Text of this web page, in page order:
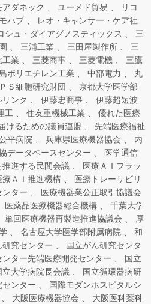
ダネック ユーメド貿易
リコ
ハブ
レオ・キャンサー・ケア社
シュ・ダイアグノスティックス
三
三浦工業 三田屋製作所
三
工業 三菱商事 三菱電機
三鷹
ポリエチレン工業 中部電力
丸
Ｓ細胞研究財団
京都大学医学部
ンク 伊藤忠商事
伊藤超短波
工 住友重機械工業
優れた医療
けるための議員連盟
先端医療福祉
平病院 兵庫県医療機器協会
内
データベースセンター
医学通信
進する民間会議
医療ＡＩプラッ
療ＡＩ推進機構
医療トレーサビリ
ンター
医療機器業公正取引協議会
医薬品医療機器総合機構
千葉大学
単回医療機器再製造推進協議会
厚
名古屋大学医学部附属病院
和
研究センター
国立がん研究センタ
ンター先端医療開発センター
国立
立大学病院長会議
国立循環器病研
センター
国際モダンホスピタルシ
大阪医療機器協会
大阪医科薬科